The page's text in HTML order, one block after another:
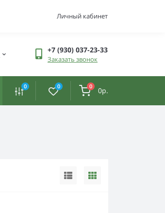
Личный кабинет
+7 (930) 037-23-33
Заказать звонок
0 0 0 0р.